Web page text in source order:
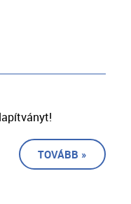
TOVÁBB »